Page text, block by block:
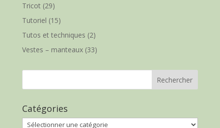
Tricot(29)
Tutoriel (15)
Tutos et techniques (2)
Vestes – manteaux(33)
Catégories
Catégories